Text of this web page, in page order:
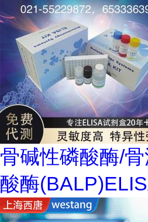
骨碱性磷酸酶/
酸酶